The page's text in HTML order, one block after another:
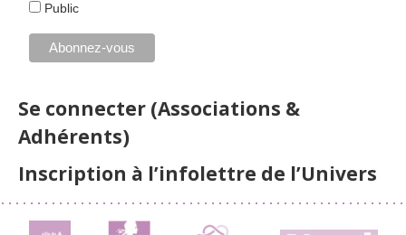
Public
Se connecter (Associations &
Adhérents)
Inscription à l’infolettre de l’Univers